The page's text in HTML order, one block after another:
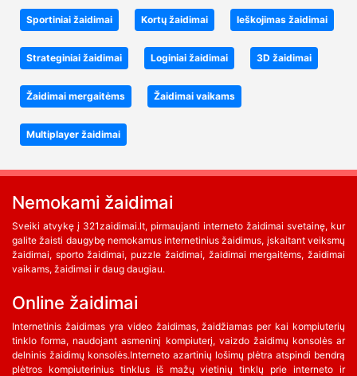
Sportiniai žaidimai Kortų žaidimai Ieškojimas žaidimai
Strateginiai žaidimai Loginiai žaidimai 3D žaidimai
Žaidimai mergaitėms Žaidimai vaikams
Multiplayer žaidimai
Nemokami žaidimai
Sveiki atvykę į 321zaidimai.lt, pirmaujanti interneto žaidimai svetainę, kur
galite žaisti daugybę nemokamus internetinius žaidimus, įskaitant veiksmų
žaidimai, sporto žaidimai, puzzle žaidimai, žaidimai mergaitėms, žaidimai
vaikams, žaidimai ir daug daugiau.
Online žaidimai
Internetinis žaidimas yra video žaidimas, žaidžiamas per kai kompiuterių
tinklo forma, naudojant asmeninį kompiuterį, vaizdo žaidimų konsolės ar
delninis žaidimų konsolės.Interneto azartinių lošimų plėtra atspindi bendrą
plėtros kompiuterinius tinklus iš mažų vietinių tinklų prie interneto ir